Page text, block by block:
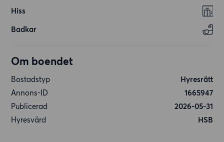
Hiss
Badkar
Om boendet
Bostadstyp
Hyresrätt
Annons-ID
1665947
Publicerad
2026-05-31
Hyresvärd
HSB